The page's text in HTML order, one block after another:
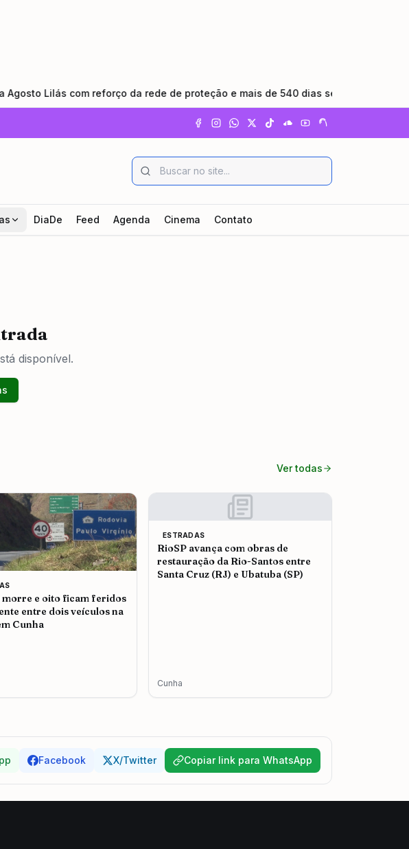
Lilás com reforço da rede de proteção e mais de 540 dias sem feminicídio
DiaDe Feed Agenda Cinema Contato
disponível.
Ver todas
morre e oito ficam feridos
entre dois veículos na
Cunha
ESTRADAS
RioSP avança com obras de
restauração da Rio-Santos entre
Santa Cruz (RJ) e Ubatuba (SP)
Cunha
Facebook X/Twitter Copiar link para WhatsApp